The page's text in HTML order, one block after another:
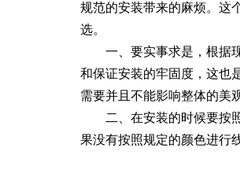
规范的安装带来的麻烦。这
选。
一、要实事求是，根据
和保证安装的牢固度，这也
需要并且不能影响整体的美
二、在安装的时候要按
果没有按照规定的颜色进行